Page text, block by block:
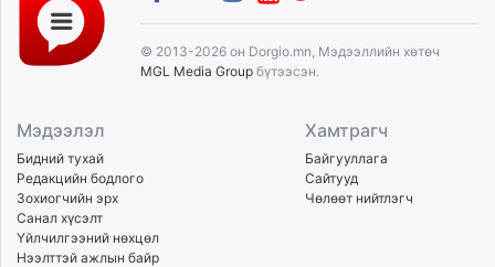
© 2013-2026 он Dorgio.mn, Мэдээллийн хөтөч
MGL Media Group бүтээсэн.
Мэдээлэл
Бидний тухай
Редакцийн бодлого
Зохиогчийн эрх
Санал хүсэлт
Үйлчилгээний нөхцөл
Нээлттэй ажлын байр
Хамтрагч
Байгууллага
Сайтууд
Чөлөөт нийтлэгч